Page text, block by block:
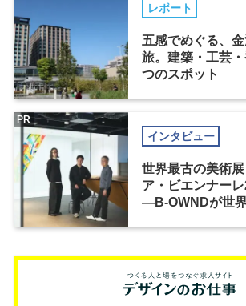
レポート
五感でめぐる、
旅。建築・工芸
つのスポット
インタビュー
世界最古の美術
ア・ビエンナー
―B-OWNDが世
PR